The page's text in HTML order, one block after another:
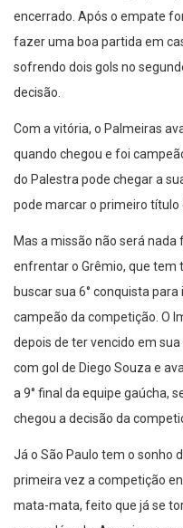
encerrado. Após o empate
fazer uma boa partida em
sofrendo dois gols no
decisão.
Com a vitória, o Palmeiras
quando chegou e foi
do Palestra pode chegar a
pode marcar o primeiro título
Mas a missão não será nada
enfrentar o Grêmio, que tem
buscar sua 6° conquista
campeão da competição. O
depois de ter vencido em
com gol de Diego Souza e
a 9° final da equipe gaúcha,
chegou a decisão da
Já o São Paulo tem o sonho
primeira vez a competição
mata-mata, feito que já se